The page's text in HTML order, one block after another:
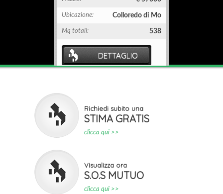
Ubicazione: Colloredo di Mo
Mq totali: 538
DETTAGLIO
Richiedi subito una
STIMA GRATIS
clicca qui >>
Visualizza ora
S.O.S MUTUO
clicca qui >>